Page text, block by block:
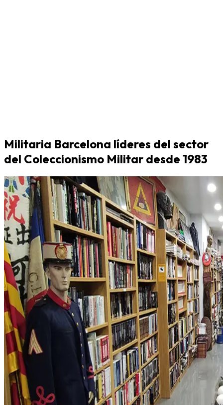
Militaria Barcelona líderes del sector
del Coleccionismo Militar desde 1983